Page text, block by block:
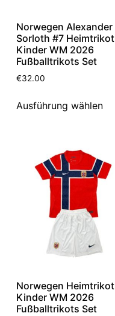
Norwegen Alexander
Sorloth #7 Heimtrikot
Kinder WM 2026
Fußballtrikots Set
€32.00
Ausführung wählen
Norwegen Heimtrikot
Kinder WM 2026
Fußballtrikots Set